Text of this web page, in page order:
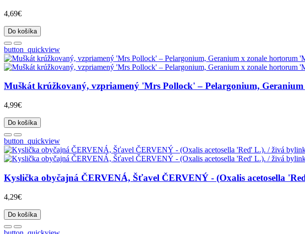
4,69€
Do košíka
button_quickview
Muškát krúžkovaný, vzpriamený 'Mrs Pollock' – Pelargonium,
4,99€
Do košíka
button_quickview
Kyslička obyčajná ČERVENÁ, Šťavel ČERVENÝ - (Oxalis acetosella
4,29€
Do košíka